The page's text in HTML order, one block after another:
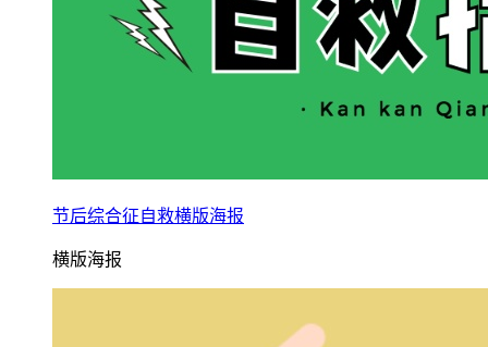
节后综合征自救横版海报
横版海报